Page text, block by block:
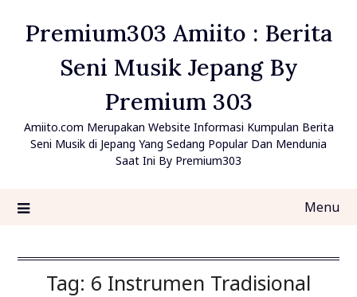
Premium303 Amiito : Berita
Seni Musik Jepang By
Premium 303
Amiito.com Merupakan Website Informasi Kumpulan Berita
Seni Musik di Jepang Yang Sedang Popular Dan Mendunia
Saat Ini By Premium303
Menu
Tag: 6 Instrumen Tradisional